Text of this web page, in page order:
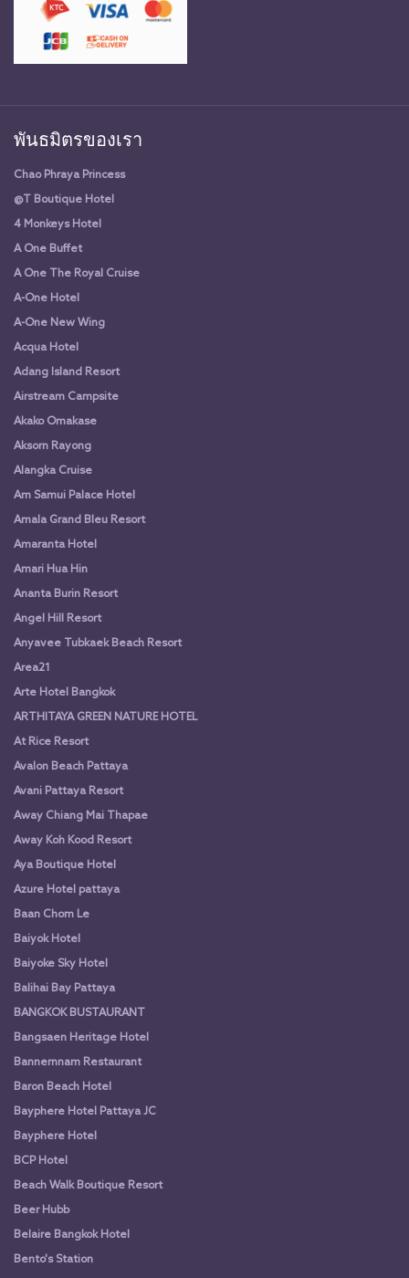
พันธมิตรของเรา
Chao Phraya Princess
@T Boutique Hotel
4 Monkeys Hotel
A One Buffet
A One The Royal Cruise
A-One Hotel
A-One New Wing
Acqua Hotel
Adang Island Resort
Airstream Campsite
Akako Omakase
Aksorn Rayong
Alangka Cruise
Am Samui Palace Hotel
Amala Grand Bleu Resort
Amaranta Hotel
Amari Hua Hin
Ananta Burin Resort
Angel Hill Resort
Anyavee Tubkaek Beach Resort
Area21
Arte Hotel Bangkok
ARTHITAYA GREEN NATURE HOTEL
At Rice Resort
Avalon Beach Pattaya
Avani Pattaya Resort
Away Chiang Mai Thapae
Away Koh Kood Resort
Aya Boutique Hotel
Azure Hotel pattaya
Baan Chom Le
Baiyok Hotel
Baiyoke Sky Hotel
Balihai Bay Pattaya
BANGKOK BUSTAURANT
Bangsaen Heritage Hotel
Bannernnam Restaurant
Baron Beach Hotel
Bayphere Hotel Pattaya JC
Bayphere Hotel
BCP Hotel
Beach Walk Boutique Resort
Beer Hubb
Belaire Bangkok Hotel
Bento's Station